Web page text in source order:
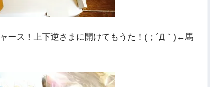
ース！上下逆さまに開けてもうた！(；´Д｀)←馬